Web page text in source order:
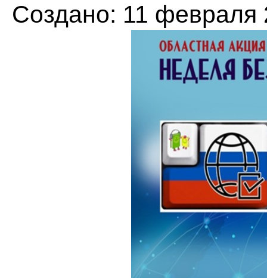
Создано: 11 февраля